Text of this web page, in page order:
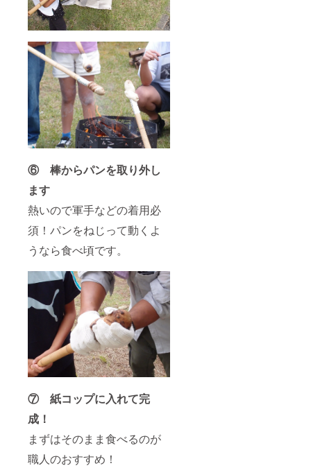
⑥ 棒からパンを取り外し
ます
熱いので軍手などの着用必
須！パンをねじって動くよ
うなら食べ頃です。
⑦ 紙コップに入れて完
成！
まずはそのまま食べるのが
職人のおすすめ！